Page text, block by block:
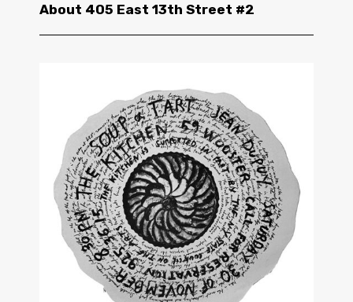
About 405 East 13th Street #2